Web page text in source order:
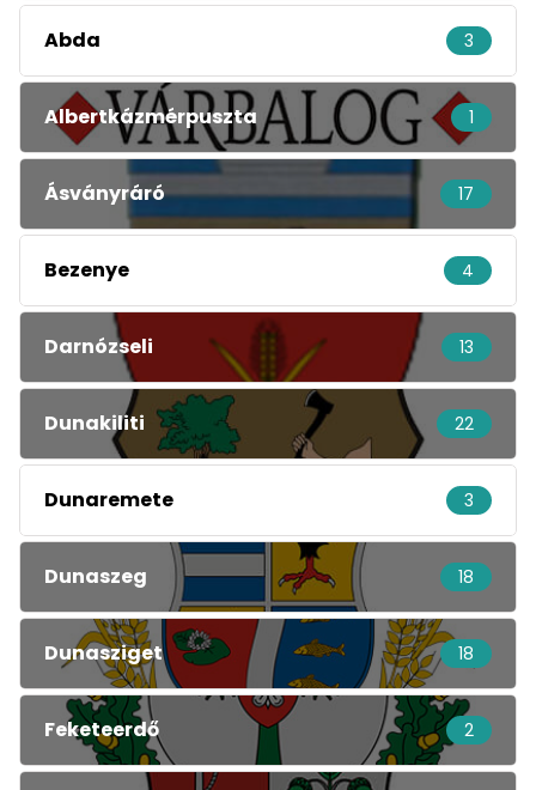
Abda 3
Albertkázmérpuszta 1
Ásványráró 17
Bezenye 4
Darnózseli 13
Dunakiliti 22
Dunaremete 3
Dunaszeg 18
Dunasziget 18
Feketeerdő 2